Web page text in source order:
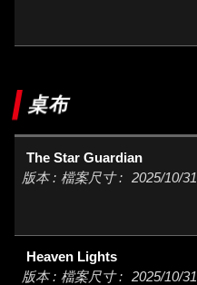
桌布
The Star Guardian
2025/10/31
Heaven Lights
2025/10/31